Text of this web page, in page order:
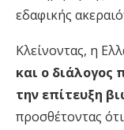
εδαφικής
Κλείνοντας, η
και ο διάλογος
την επίτευξη
προσθέτοντας